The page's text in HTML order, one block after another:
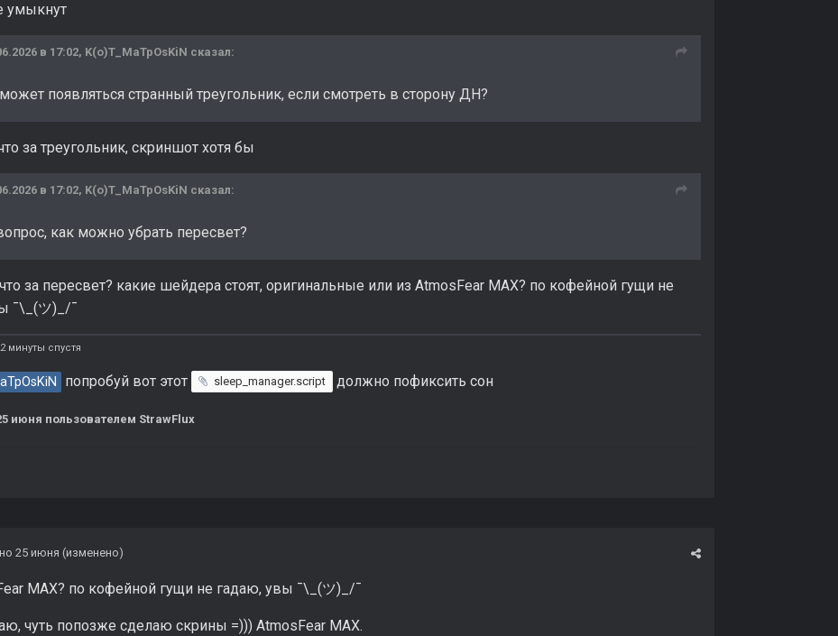
умыкнут
в 17:02, K(o)T_MaTpOsKiN сказал:
появляться странный треугольник, если смотреть в сторону ДН?
за треугольник, скриншот хотя бы
в 17:02, K(o)T_MaTpOsKiN сказал:
как можно убрать пересвет?
за пересвет? какие шейдера стоят, оригинальные или из AtmosFear MAX? по кофейной гущи не
¯\_(ツ)_/¯
минуты спустя
попробуй вот этот sleep_manager.script должно пофиксить сон
июня пользователем StrawFlux
25 июня (изменено)
MAX? по кофейной гущи не гадаю, увы ¯\_(ツ)_/¯
чуть попозже сделаю скрины =))) AtmosFear MAX.